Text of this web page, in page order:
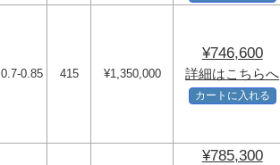
0.7-0.85 415 ¥1,350,000
¥746,600
詳細はこちらへ
カートに入れる
¥785,300